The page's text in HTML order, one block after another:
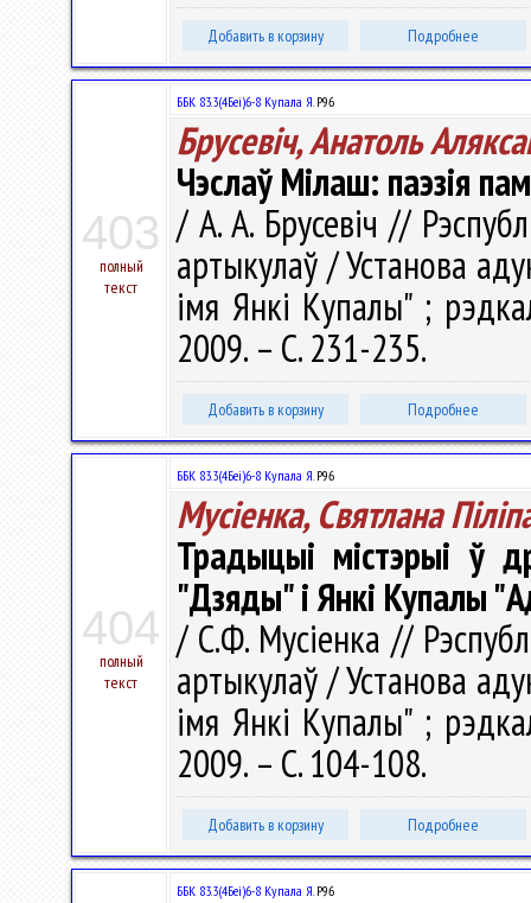
Добавить в корзину Подробнее
403
полный
текст
ББК 83.3(4Беі)6-8 Купала Я.Р96
Брусевіч, Анатоль
Чэслаў Мілаш: паэзія
/ А. А. Брусевіч //
артыкулаў / Установа
імя Янкі Купалы" ;
2009. – С. 231-235.
Добавить в корзину Подробнее
404
полный
текст
ББК 83.3(4Беі)6-8 Купала Я.Р96
Мусіенка, Святлана
Традыцыі містэрыі ў
"Дзяды" і Янкі Купалы
/ С.Ф. Мусіенка //
артыкулаў / Установа
імя Янкі Купалы" ;
2009. – С. 104-108.
Добавить в корзину Подробнее
ББК 83.3(4Беі)6-8 Купала Я.Р96